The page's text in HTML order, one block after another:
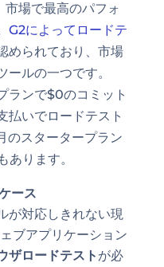
場で最高のパフォ
G2によってロードテ
められており、市場
ルの一つです。
ランで$0のコミット
払いでロードテスト
のスタータープラン
あります。
ース
が対応しきれない現
ブアプリケーション
ザロードテスト が必